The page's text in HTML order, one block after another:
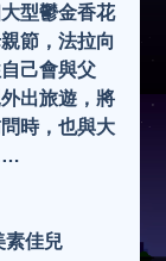
型鬱金香花
節，法拉向
己會與父
出旅遊，將
時，也與大
素佳兒